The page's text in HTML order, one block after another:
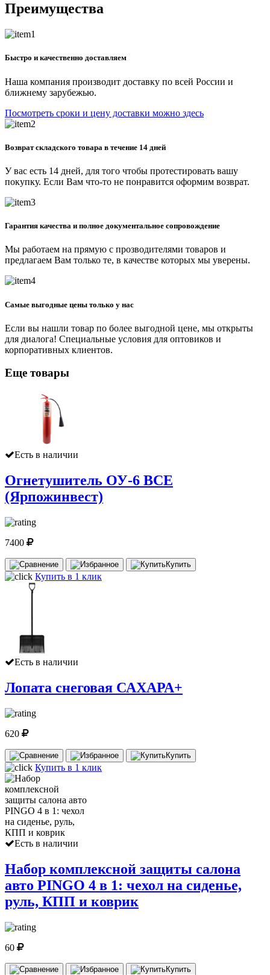
Преимущества
Быстро и качественно доставляем
Наша компания производит доставку по всей России и
ближнему зарубежью.
Посмотреть сроки и цену доставки можно здесь
Возврат складского товара в течение 14 дней
У вас есть 14 дней, для того чтобы протестировать вашу
покупку. Если Вам что-то не понравится оформим возврат.
Гарантия качества и полное документальное сопровождение
Мы работаем на прямую с прозводителями товаров и
предлагаем Вам только те, в качестве которых мы уверены.
Самые выгодные цены только у нас
Если вы нашли товар по более выгодной цене, мы открыты
для диалога! Специальные условия для оптовиков и
корпоративных клиентов.
Еще товары
Есть в наличии
Огнетушитель ОУ-6 ВСЕ
(Ярпожинвест)
7400
Купить
Купить в 1 клик
Есть в наличии
Лопата снеговая САХАРА+
620
Купить
Купить в 1 клик
Есть в наличии
Набор комплексной защиты салона
авто PINGO 4 в 1: чехол на сиденье,
руль, КПП и коврик
60
Купить